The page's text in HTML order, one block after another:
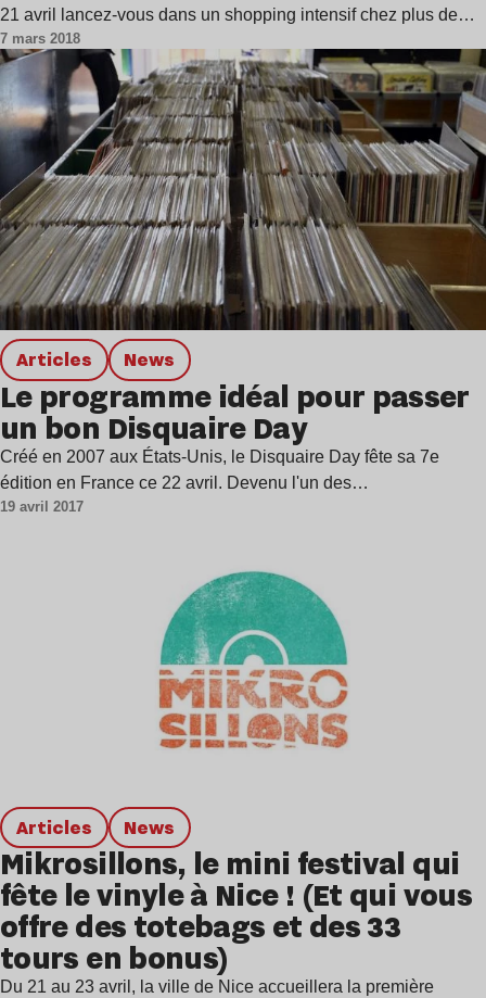
21 avril lancez-vous dans un shopping intensif chez plus de…
7 mars 2018
Articles news
Le programme idéal pour passer
un bon Disquaire Day
Créé en 2007 aux États-Unis, le Disquaire Day fête sa 7e
édition en France ce 22 avril. Devenu l'un des…
19 avril 2017
Articles news
Mikrosillons, le mini festival qui
fête le vinyle à Nice ! (Et qui vous
offre des totebags et des 33
tours en bonus)
Du 21 au 23 avril, la ville de Nice accueillera la première